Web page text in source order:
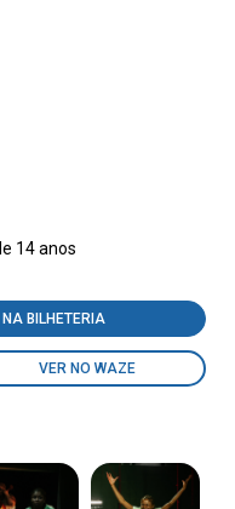
14 anos
BILHETERIA
VER NO WAZE